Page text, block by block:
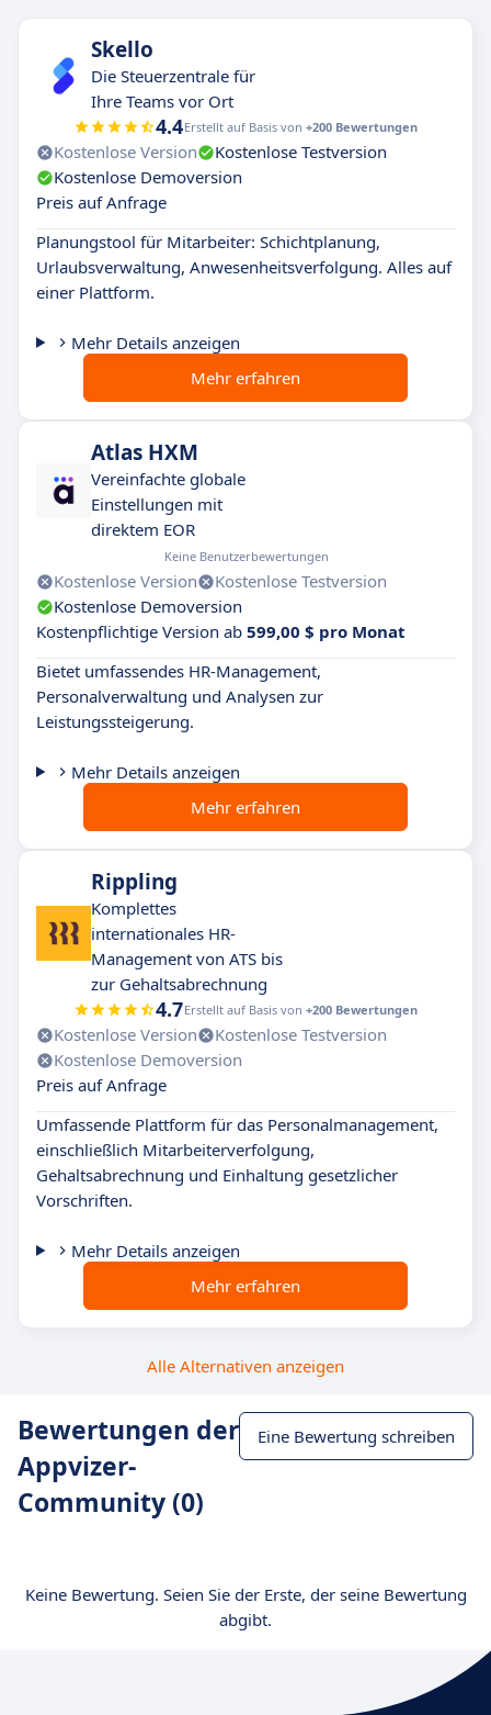
Skello
Die Steuerzentrale für
Ihre Teams vor Ort
4.4Erstellt auf Basis von +200 Bewertungen
Kostenlose Version
Kostenlose Testversion
Kostenlose Demoversion
Preis auf Anfrage
Planungstool für Mitarbeiter: Schichtplanung,
Urlaubsverwaltung, Anwesenheitsverfolgung. Alles auf
einer Plattform.
Mehr Details anzeigen
Mehr erfahren
Atlas HXM
Vereinfachte globale
Einstellungen mit
direktem EOR
Keine Benutzerbewertungen
Kostenlose Version
Kostenlose Testversion
Kostenlose Demoversion
Kostenpflichtige Version ab 599,00 $ pro Monat
Bietet umfassendes HR-Management,
Personalverwaltung und Analysen zur
Leistungssteigerung.
Mehr Details anzeigen
Mehr erfahren
Rippling
Komplettes
internationales HR-
Management von ATS bis
zur Gehaltsabrechnung
4.7Erstellt auf Basis von +200 Bewertungen
Kostenlose Version
Kostenlose Testversion
Kostenlose Demoversion
Preis auf Anfrage
Umfassende Plattform für das Personalmanagement,
einschließlich Mitarbeiterverfolgung,
Gehaltsabrechnung und Einhaltung gesetzlicher
Vorschriften.
Mehr Details anzeigen
Mehr erfahren
Alle Alternativen anzeigen
Bewertungen der
Appvizer-
Community (0)
Eine Bewertung schreiben
Keine Bewertung. Seien Sie der Erste, der seine Bewertung
abgibt.